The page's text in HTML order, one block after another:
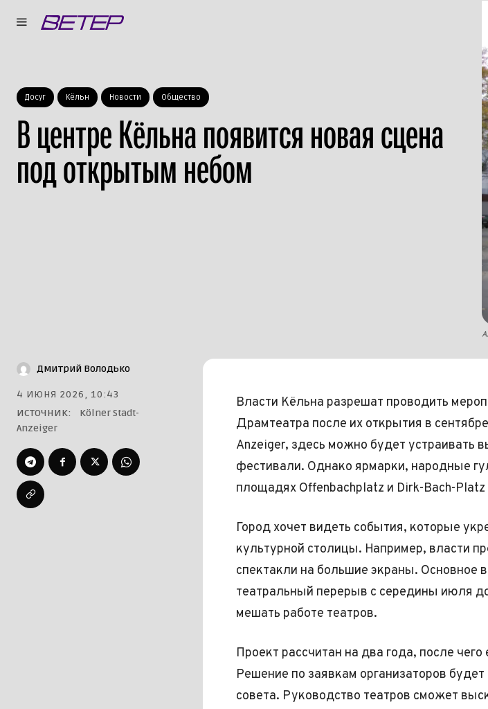
Досуг Кёльн Новости Общество
В центре Кёльна появится новая сцена
под открытым небом
Дмитрий Володько
4 ИЮНЯ 2026, 10:43
ИСТОЧНИК:
Kölner Stadt-
Anzeiger
Власти Кёльна разрешат проводить
Драмтеатра после их открытия в
Anzeiger, здесь можно будет устраивать
фестивали. Однако ярмарки, народные
площадях Offenbachplatz и Dirk-Bach-
Город хочет видеть события, которые
культурной столицы. Например, власти
спектакли на большие экраны. Основное
театральный перерыв с середины июля
мешать работе театров.
Проект рассчитан на два года, после
Решение по заявкам организаторов
совета. Руководство театров сможет